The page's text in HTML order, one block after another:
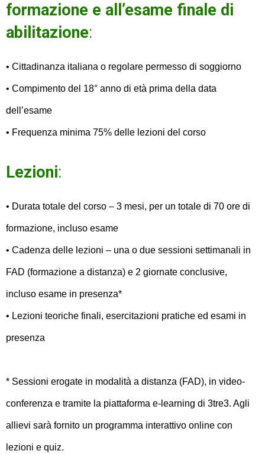
formazione e all’esame finale di
abilitazione:
• Cittadinanza italiana o regolare permesso di soggiorno
• Compimento del 18° anno di età prima della data
dell’esame
• Frequenza minima 75% delle lezioni del corso
Lezioni:
• Durata totale del corso – 3 mesi, per un totale di 70 ore di
formazione, incluso esame
• Cadenza delle lezioni – una o due sessioni settimanali in
FAD (formazione a distanza) e 2 giornate conclusive,
incluso esame in presenza*
• Lezioni teoriche finali, esercitazioni pratiche ed esami in
presenza
* Sessioni erogate in modalità a distanza (FAD), in video-
conferenza e tramite la piattaforma e-learning di 3tre3. Agli
allievi sarà fornito un programma interattivo online con
lezioni e quiz.